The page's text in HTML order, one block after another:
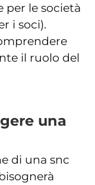
per le società
i soci).
il ruolo del
una
di una snc